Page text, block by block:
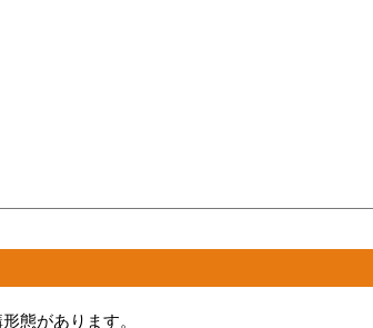
態があります。